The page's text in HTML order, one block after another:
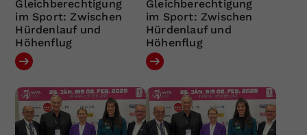
Gleichberechtigung
im Sport: Zwischen
Hürdenlauf und
Höhenflug
Gleichberechtigung
im Sport: Zwischen
Hürdenlauf und
Höhenflug